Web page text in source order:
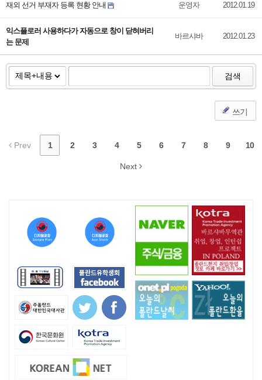
재외 선거 부재자 등록 현황 안내 운영자 2012.01.19
익스플로러 사용하다가 자동으로 창이 닫혀버리
는 문제
바르샤바 2012.01.23
검색
쓰기
Prev 1 2 3 4 5 6 7 8 9 10
Next